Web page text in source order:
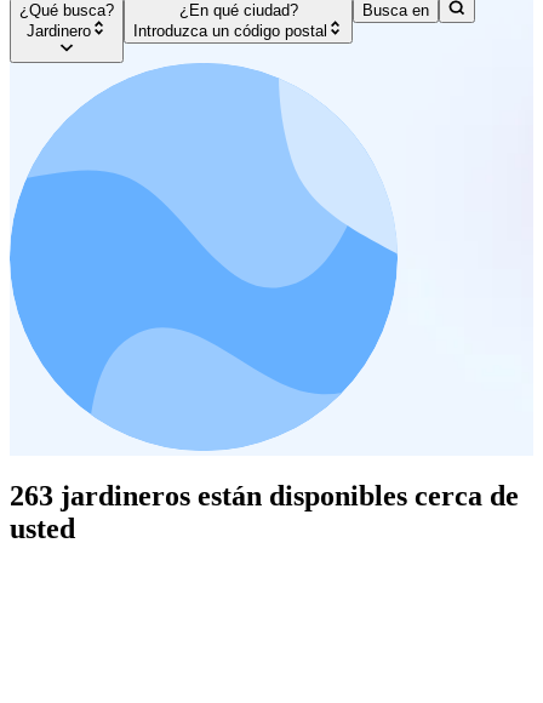
¿Qué busca?
Jardinero
¿En qué ciudad?
Introduzca un código postal
Busca en
263 jardineros están disponibles cerca de
usted